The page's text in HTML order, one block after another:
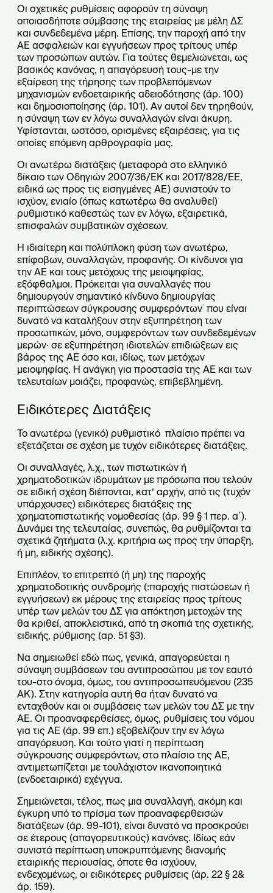
Οι σχετικές ρυθμίσεις αφορούν τη σύναψη
οποιασδήποτε σύμβασης της εταιρείας με μέλη ΔΣ
και συνδεδεμένα μέρη. Επίσης, την παροχή από την
ΑΕ ασφαλειών και εγγυήσεων προς τρίτους υπέρ
των προσώπων αυτών. Για τούτες θεμελιώνεται, ως
βασικός κανόνας, η απαγόρευσή τους-με την
εξαίρεση της τήρησης των προβλεπόμενων
μηχανισμών ενδοεταιρικής αδειοδότησης (άρ. 100)
και δημοσιοποίησης (άρ. 101). Αν αυτοί δεν τηρηθούν,
η σύναψη των εν λόγω συναλλαγών είναι άκυρη.
Υφίστανται, ωστόσο, ορισμένες εξαιρέσεις, για τις
οποίες επόμενη αρθρογραφία μας.
Οι ανωτέρω διατάξεις (μεταφορά στο ελληνικό
δίκαιο των Οδηγιών 2007/36/ΕΚ και 2017/828/ΕΕ,
ειδικά ως προς τις εισηγμένες ΑΕ) συνιστούν το
ισχύον, ενιαίο (όπως κατωτέρω θα αναλυθεί)
ρυθμιστικό καθεστώς των εν λόγω, εξαιρετικά,
επισφαλών συμβατικών σχέσεων.
Η ιδιαίτερη και πολύπλοκη φύση των ανωτέρω,
επίφοβων, συναλλαγών, προφανής. Οι κίνδυνοι για
την ΑΕ και τους μετόχους της μειοψηφίας,
εξόφθαλμοι. Πρόκειται για συναλλαγές που
δημιουργούν σημαντικό κίνδυνο δημιουργίας
περιπτώσεων σύγκρουσης συμφερόντων˙ που είναι
δυνατό να καταλήξουν στην εξυπηρέτηση των
προσωπικών, μόνο, συμφερόντων των συνδεδεμένων
μερών· σε εξυπηρέτηση ιδιοτελών επιδιώξεων εις
βάρος της ΑE όσο και, ιδίως, των μετόχων
μειοψηφίας. Η ανάγκη για προστασία της ΑΕ και των
τελευταίων μοιάζει, προφανώς, επιβεβλημένη.
Ειδικότερες Διατάξεις
Το ανωτέρω (γενικό) ρυθμιστικό πλαίσιο πρέπει να
εξετάζεται σε σχέση με τυχόν ειδικότερες διατάξεις.
Οι συναλλαγές, λ.χ., των πιστωτικών ή
χρηματοδοτικών ιδρυμάτων με πρόσωπα που τελούν
σε ειδική σχέση διέπονται, κατ’ αρχήν, από τις (τυχόν
υπάρχουσες) ειδικότερες διατάξεις της
χρηματοπιστωτικής νομοθεσίας (άρ. 99 § 1 περ. α΄).
Δυνάμει της τελευταίας, συνεπώς, θα ρυθμίζονται τα
σχετικά ζητήματα (λ.χ. κριτήρια ως προς την ύπαρξη,
ή μη, ειδικής σχέσης).
Επιπλέον, το επιτρεπτό (ή μη) της παροχής
χρηματοδοτικής συνδρομής (:παροχής πιστώσεων ή
εγγυήσεων) εκ μέρους της εταιρείας προς τρίτους
υπέρ των μελών του ΔΣ για απόκτηση μετοχών της
θα κριθεί, αποκλειστικά, από τη σκοπιά της σχετικής,
ειδικής, ρύθμισης (αρ. 51 §3).
Να σημειωθεί εδώ πως, γενικά, απαγορεύεται η
σύναψη συμβάσεων του αντιπροσώπου με τον εαυτό
του-στο όνομα, όμως, του αντιπροσωπευόμενου (235
ΑΚ). Στην κατηγορία αυτή θα ήταν δυνατό να
ενταχθούν και οι συμβάσεις των μελών του ΔΣ με την
ΑΕ. Οι προαναφερθείσες, όμως, ρυθμίσεις του νόμου
για τις ΑΕ (άρ. 99 επ.) εξοβελίζουν την εν λόγω
απαγόρευση. Και τούτο γιατί η περίπτωση
σύγκρουσης συμφερόντων, στο πλαίσιο της ΑΕ,
αντιμετωπίζεται με τουλάχιστον ικανοποιητικά
(ενδοεταιρικά) εχέγγυα.
Σημειώνεται, τέλος, πως μια συναλλαγή, ακόμη και
έγκυρη υπό το πρίσμα των προαναφερθεισών
διατάξεων (άρ. 99-101), είναι δυνατό να προσκρούει
σε έτερους (απαγορευτικούς) κανόνες. Ιδίως εάν
συνιστά περίπτωση υποκρυπτόμενης διανομής
εταιρικής περιουσίας, όποτε θα ισχύουν,
ενδεχομένως, οι ειδικότερες ρυθμίσεις (άρ. 22 § 2&
άρ. 159).